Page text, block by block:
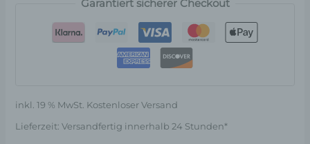
Garantiert sicherer Checkout
inkl. 19 % MwSt. Kostenloser Versand
Lieferzeit:Versandfertig innerhalb 24 Stunden*